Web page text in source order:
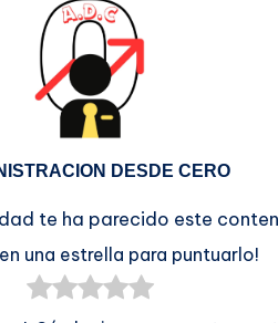
DESDE CERO
te ha parecido este
una estrella para puntuarlo!